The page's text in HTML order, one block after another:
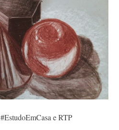
#EstudoEmCasa e RTP